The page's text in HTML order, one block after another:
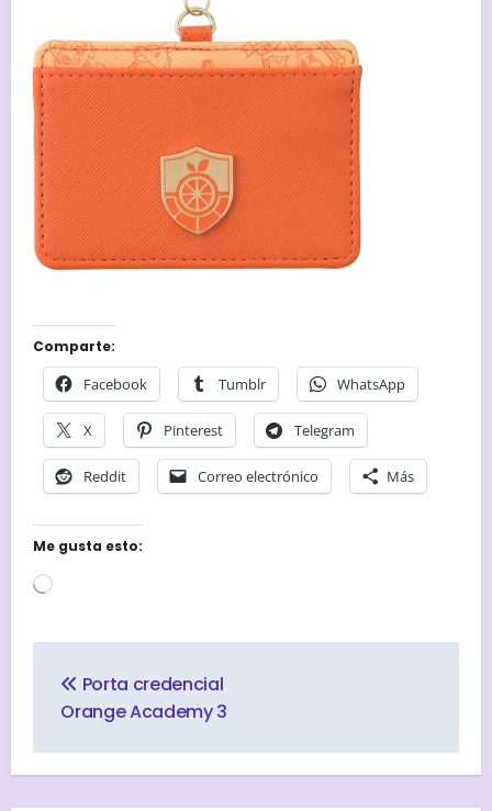
Comparte:
Facebook Tumblr WhatsApp
X Pinterest Telegram
Reddit Correo electrónico Más
Me gusta esto:
Cargando...
de
entradas
Porta credencial
Orange Academy 3